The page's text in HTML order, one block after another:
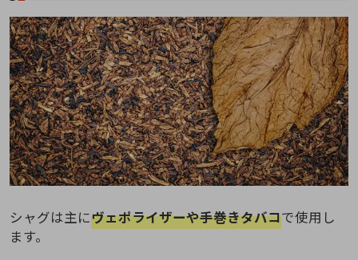
シャグは主にヴェポライザーや手巻きタバコで使用し
ます。